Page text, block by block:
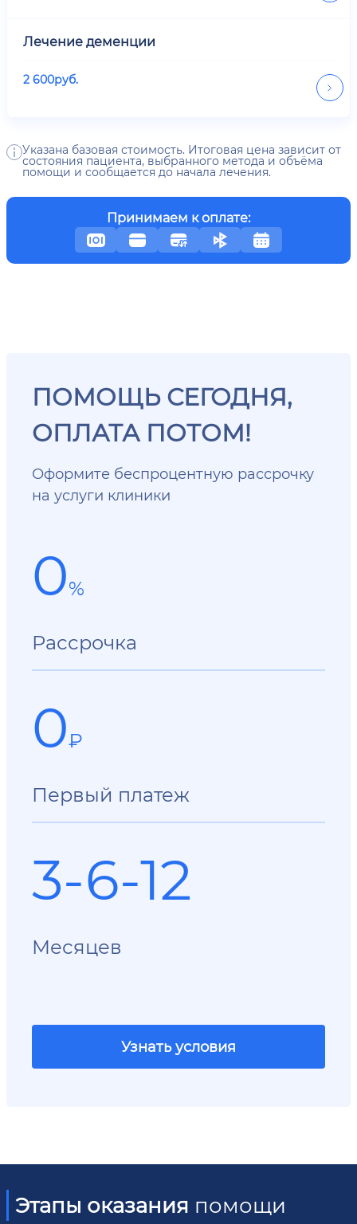
Лечение деменции
2 600руб.
Указана базовая стоимость. Итоговая цена зависит от
состояния пациента, выбранного метода и объёма
помощи и сообщается до начала лечения.
Принимаем к оплате:
ПОМОЩЬ СЕГОДНЯ,
ОПЛАТА ПОТОМ!
Оформите беспроцентную рассрочку
на услуги клиники
0%
Рассрочка
0₽
Первый платеж
3-6-12
Месяцев
Узнать условия
Этапы оказания помощи